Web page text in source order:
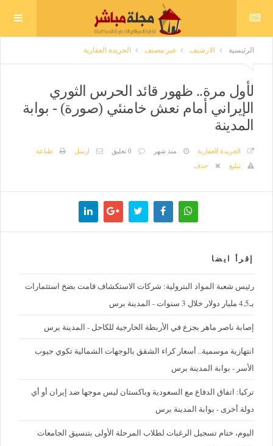
الرئيسية الارشيف غير مصنف الجريدة العقارية
لأول مرة.. ظهور قائد الحرس الثوري
الإيراني أمام نعش خامنئي (صورة) - بوابة
المدينة
الجريدة العقارية منذ شهر 0 تعليق ارسل
طباعة
تبليغ
حذف
إقرأ ايضا
رئيس شعبة المواد البترولية: شركات الاستكشاف قامت بضخ استثمارات
بـ4,5 مليار دولار خلال 3 سنوات - المدينة برس
إصابة ناصر ماهر بجزع في الأربطة الخارجية للكاحل - المدينة برس
‪انتهازية موسمية.. أسعار كراء الشقق بالوجهات الشمالية تكوي جيوب
الأسر - بوابة المدينة برس
تركيا: اتفاق الدفاع مع السعودية وباكستان ليس موجها ضد إيران أو أي
دولة أخرى - بوابة المدينة برس
اليوم، ختام تسجيل الرغبات لطلاب المرحلة الأولى بتنسيق الجامعات